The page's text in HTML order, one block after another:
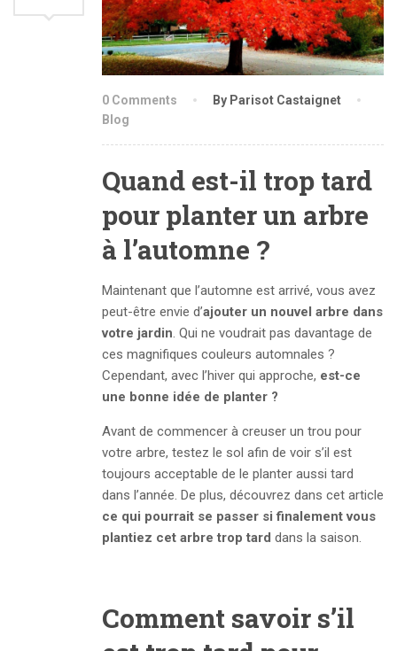
0 Comments
By Parisot Castaignet
Blog
Quand est-il trop tard
pour planter un arbre
à l’automne ?
Maintenant que l’automne est arrivé, vous avez
peut-être envie d’ajouter un nouvel arbre dans
votre jardin. Qui ne voudrait pas davantage de
ces magnifiques couleurs automnales ?
Cependant, avec l’hiver qui approche, est-ce
une bonne idée de planter ?
Avant de commencer à creuser un trou pour
votre arbre, testez le sol afin de voir s’il est
toujours acceptable de le planter aussi tard
dans l’année. De plus, découvrez dans cet article
ce qui pourrait se passer si finalement vous
plantiez cet arbre trop tard dans la saison.
Comment savoir s’il